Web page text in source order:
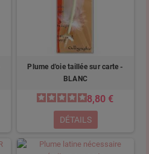
Plume d'oie taillée sur carte -
BLANC
8,80 €
DÉTAILS